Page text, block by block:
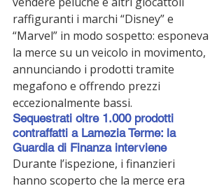
raffiguranti i marchi “Disney” e
“Marvel” in modo sospetto: esponeva
la merce su un veicolo in movimento,
annunciando i prodotti tramite
megafono e offrendo prezzi
eccezionalmente bassi.
Sequestrati oltre 1.000 prodotti
contraffatti a Lamezia Terme: la
Guardia di Finanza interviene
Durante l’ispezione, i finanzieri
hanno scoperto che la merce era